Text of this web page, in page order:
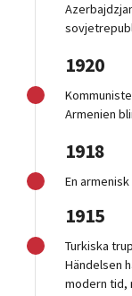
1920
Armenien
1918
En
1915
Turkiska
Händelsen
modern tid,